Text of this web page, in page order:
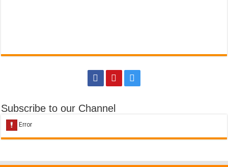
Subscribe to our Channel